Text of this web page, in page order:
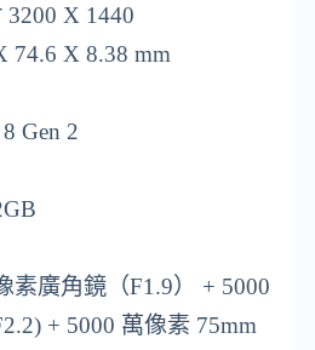
X 1440
74.6 X 8.38 mm
Gen 2
素廣角鏡（F1.9） + 5000
+ 5000 萬像素 75mm